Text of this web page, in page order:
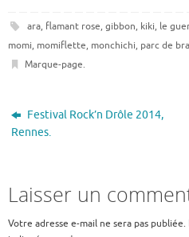
ara, flamant rose, gibbon, kiki, le
momi, momiflette, monchichi, parc de
Marque-page.
Festival Rock’n Drôle 2014,
Rennes.
Laisser un
Votre adresse e-mail ne sera pas publiée.